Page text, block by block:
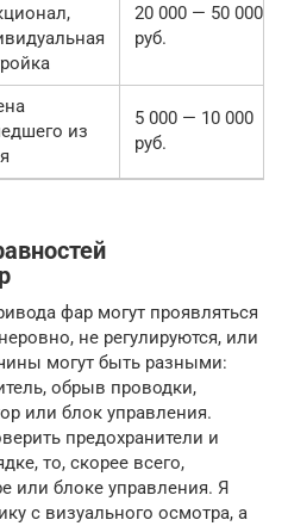
20 000 — 50 000
руб.
из
5 000 — 10 000
руб.
фар могут проявляться
не регулируются, или
могут быть разными:
обрыв проводки,
или блок управления.
предохранители и
то, скорее всего,
или блоке управления. Я
с визуального осмотра, а